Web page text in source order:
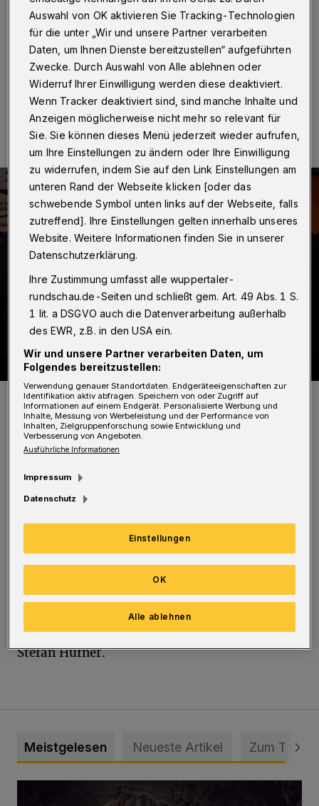
Andreas Mucke am vergangenen Freitag aus dem
Ensemble des TiC-Theaters und spielte dabei noch ein
letztes Mal in der Aufführung "Ziemlich beste Freunde".
06.11.2015 , 01:57 Uhr Eine Minute Lesezeit
Sie hatten sichtlich gute Laune.
Foto: Jens Grossmann
Der Erlös der Vorstellung in Höhe von 1.000
Euro wurde der Lebenshilfe Wuppertal
gespendet. Unser Bild zeigt bei der
symbolischen Scheckübergabe
Oberbürgermeister Andreas Mucke und Stefan
Pauls, den Geschäftsführer der Lebenshilfe
mit den TiC-Theaterleitern Ralf Budde und
Stefan Hüfner.
Meistgelesen Neueste Artikel Zum Thema
Auswahl von OK aktivieren Sie Tracking-Technologien
für die unter „Wir und unsere Partner verarbeiten
Daten, um Ihnen Dienste bereitzustellen“ aufgeführten
Zwecke. Durch Auswahl von Alle ablehnen oder
Widerruf Ihrer Einwilligung werden diese deaktiviert.
Wenn Tracker deaktiviert sind, sind manche Inhalte und
Anzeigen möglicherweise nicht mehr so relevant für
Sie. Sie können dieses Menü jederzeit wieder aufrufen,
um Ihre Einstellungen zu ändern oder Ihre Einwilligung
zu widerrufen, indem Sie auf den Link Einstellungen am
unteren Rand der Webseite klicken [oder das
schwebende Symbol unten links auf der Webseite, falls
zutreffend]. Ihre Einstellungen gelten innerhalb unseres
Website. Weitere Informationen finden Sie in unserer
Datenschutzerklärung.
Ihre Zustimmung umfasst alle wuppertaler-
rundschau.de-Seiten und schließt gem. Art. 49 Abs. 1 S.
1 lit. a DSGVO auch die Datenverarbeitung außerhalb
des EWR, z.B. in den USA ein.
Wir und unsere Partner verarbeiten Daten, um
Folgendes bereitzustellen:
Verwendung genauer Standortdaten. Endgeräteeigenschaften zur
Identifikation aktiv abfragen. Speichern von oder Zugriff auf
Informationen auf einem Endgerät. Personalisierte Werbung und
Inhalte, Messung von Werbeleistung und der Performance von
Inhalten, Zielgruppenforschung sowie Entwicklung und
Verbesserung von Angeboten.
Ausführliche Informationen
Impressum
Datenschutz
Einstellungen
Alle ablehnen
OK